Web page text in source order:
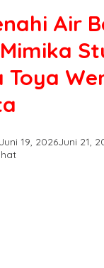
Air
Toya
Juni 19, 2026Juni 21,